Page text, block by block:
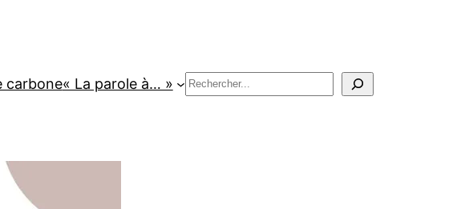
carbone« La parole à… » Rechercher